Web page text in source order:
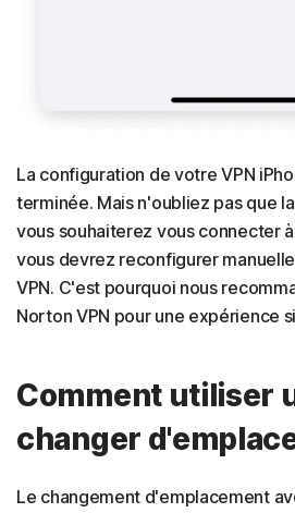
La configuration de votre VPN
terminée. Mais n'oubliez pas que
vous souhaiterez vous connecter
vous devrez reconfigurer
VPN. C'est pourquoi nous
Norton VPN pour une expérience
Comment utiliser
changer
Le changement d'emplacement